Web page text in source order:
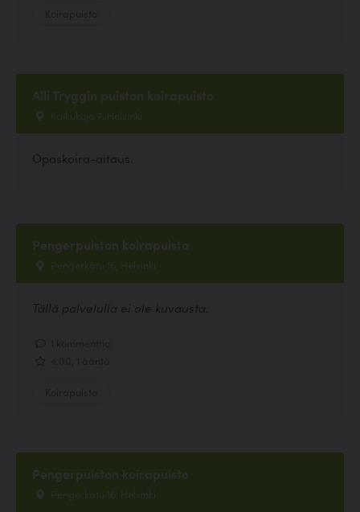
Alli Tryggin puiston koirapuisto
Kaikukuja 7, Helsinki
Opaskoira-aitaus.
Pengerpuiston koirapuisto
Pengerkatu 16, Helsinki
Tällä palvelulla ei ole kuvausta.
Pengerpuiston koirapuisto
Pengerkatu 16, Helsinki